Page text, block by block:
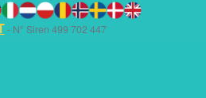
- N° Siren 499 702 447